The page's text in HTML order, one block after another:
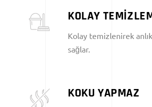
KOLAY
Kolay temizlenirek
sağlar.
KOKU YAPMAZ